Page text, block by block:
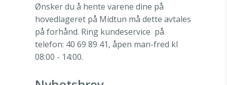
Ønsker du å hente varene dine på
hovedlageret på Midtun må dette avtales
på forhånd. Ring kundeservice på
telefon: 40 69 89 41, åpen man-fred kl
08:00 - 14:00.